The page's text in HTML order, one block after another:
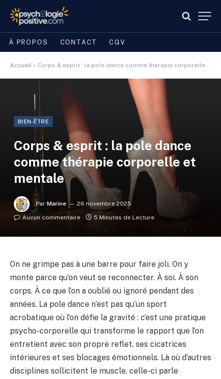
À PROPOS CONTACT CGV
Accueil » Corps & esprit : la pole dance comme thérapie corporelle et mentale
BIEN-ÊTRE
Corps & esprit : la pole dance
comme thérapie corporelle et
mentale
Par Marine
26 novembre 2025
Aucun commentaire
5 Minutes de Lecture
On ne grimpe pas à une barre pour faire joli. On y
monte parce qu’on veut se reconnecter. À soi. À son
corps. À ce que l’on a oublié ou ignoré pendant des
années. La pole dance n’est pas qu’un sport
acrobatique où l’on défie la gravité : c’est une pratique
psycho-corporelle qui transforme le rapport que l’on
entretient avec son propre reflet, ses cicatrices
intérieures et ses blocages émotionnels. Là où d’autres
disciplines sollicitent le muscle, celle-ci parle